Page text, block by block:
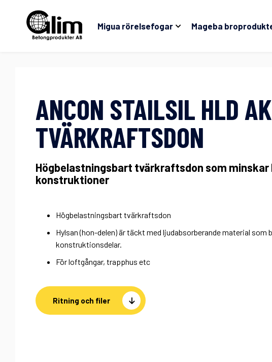
Migua rörelsefogar Mageba
ANCON STAILSIL HLD
TVÄRKRAFTSDON
Högbelastningsbart tvärkraftsdon som minskar
konstruktioner
Högbelastningsbart tvärkraftsdon
Hylsan (hon-delen) är täckt med ljudabsorberande material som
konstruktionsdelar.
För loftgångar, trapphus etc
Ritning och filer